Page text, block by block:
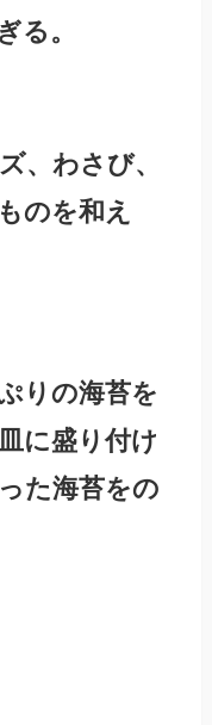
る。
、わさび、
のを和え
りの海苔を
に盛り付け
た海苔をの